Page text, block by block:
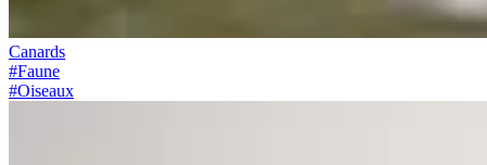
Canards
#Faune
#Oiseaux